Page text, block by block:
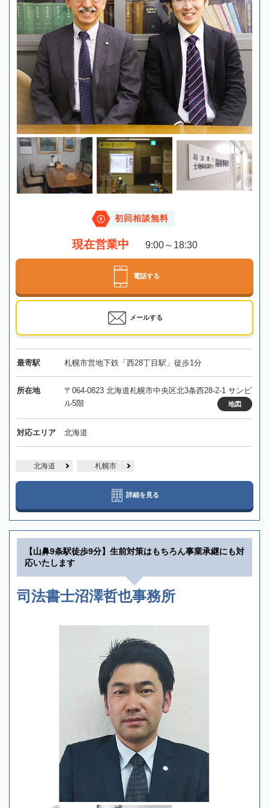
初回相談無料
現在営業中 9:00～18:30
電話する
メールする
最寄駅 札幌市営地下鉄「西28丁目駅」徒歩1分
所在地
〒064-0823 北海道札幌市中央区北3条西28-2-1 サンビ
ル5階
地図
対応エリア 北海道
北海道 札幌市
詳細を見る
【山鼻9条駅徒歩9分】生前対策はもちろん事業承継にも対
応いたします
司法書士沼澤哲也事務所